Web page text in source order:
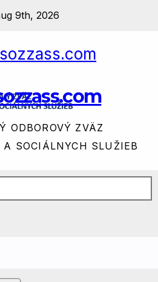
9th, 2026
ODBOROVÝ ZVÄZ
A SOCIÁLNYCH SLUŽIEB